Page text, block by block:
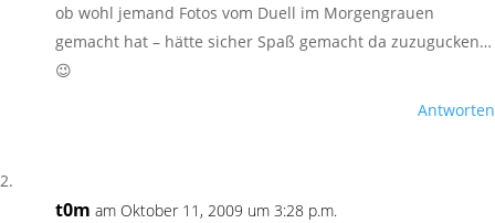
ob wohl jemand Fotos vom Duell im Morgengrauen
gemacht hat – hätte sicher Spaß gemacht da zuzugucken…
😉
Antworten
t0m am Oktober 11, 2009 um 3:28 p.m.